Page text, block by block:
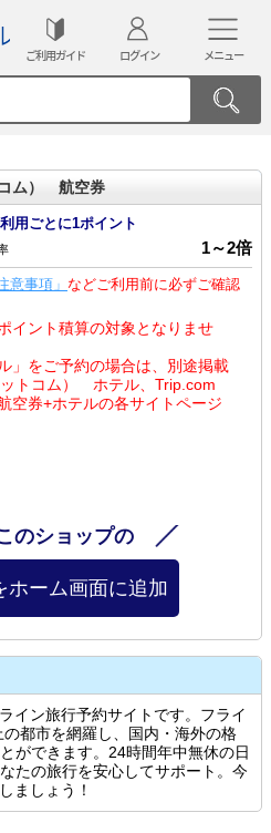
ご利用ガイド ログイン メニュー
ム） 航空券
用ごとに1ポイント
1～2倍
意事項」 などご利用前に必ずご確認
イント積算の対象となりませ
」をご予約の場合は、別途掲載
トコム） ホテル、Trip.com
空券+ホテルの各サイトページ
のショップの
ホーム画面に追加
イン旅行予約サイトです。フライ
都市を網羅し、国内・海外の格
ができます。24時間年中無休の日
たの旅行を安心してサポート。今
ましょう！